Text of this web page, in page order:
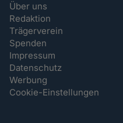
Über uns
Redaktion
Trägerverein
Spenden
Impressum
Datenschutz
Werbung
Cookie-Einstellungen